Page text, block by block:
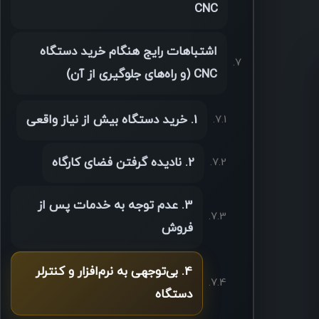
CNC
اشتباهات رایج هنگام خرید دستگاه
CNC (و راه‌های جلوگیری از آن)
1. خرید دستگاه بیش از نیاز واقعی
2. نادیده گرفتن فضای کارگاه
3. عدم توجه به خدمات پس از
فروش
4. بی‌توجهی به نرم‌افزار و کنترلر
دستگاه